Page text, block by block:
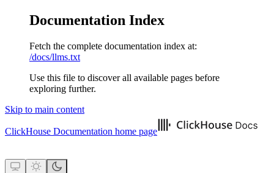
Documentation Index
Fetch the complete documentation index at:
/docs/llms.txt
Use this file to discover all available pages before
exploring further.
Skip to main content
ClickHouse Documentation home page